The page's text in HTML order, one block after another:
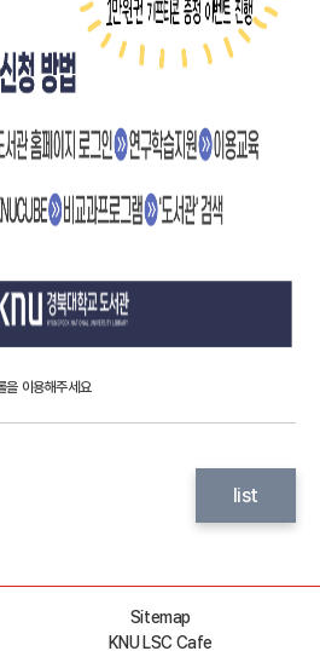
list
Sitemap
KNU LSC Cafe